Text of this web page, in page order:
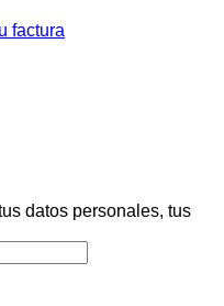
factura
datos personales, tus